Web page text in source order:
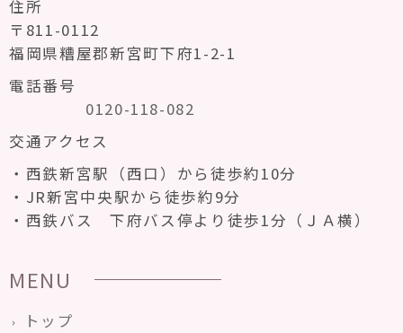
住所
〒811-0112
福岡県糟屋郡新宮町下府1-2-1
電話番号
0120-118-082
交通アクセス
西鉄新宮駅（西口）から徒歩約10分
JR新宮中央駅から徒歩約9分
西鉄バス 下府バス停より徒歩1分（ＪＡ横）
MENU
トップ